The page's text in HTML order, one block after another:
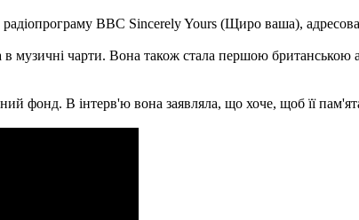
BBC Sincerely Yours (Щиро ваша),
музичні чарти. Вона також стала першою
фонд. В інтерв'ю вона заявляла, що хоче, щоб її